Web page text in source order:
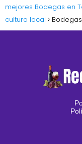
mejores Bodegas en
cultura local